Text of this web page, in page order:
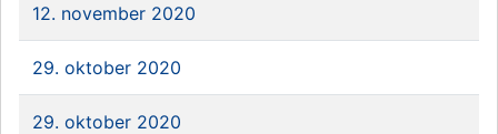
12. november 2020
29. oktober 2020
29. oktober 2020